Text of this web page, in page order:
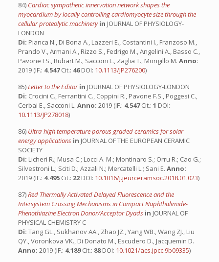
84) Cardiac sympathetic innervation network shapes the
myocardium by locally controlling cardiomyocyte size through the
cellular proteolytic machineryin JOURNAL OF PHYSIOLOGY-
LONDON
Di: Pianca N., Di Bona A., Lazzeri E., Costantini I., Franzoso M.,
Prando V., Armani A., Rizzo S., Fedrigo M., Angelini A., Basso C.,
Pavone FS., Rubart M., Sacconi L., Zaglia T., Mongillo M. Anno:
2019 (IF.: 4.547Cit.: 46DOI: 10.1113/JP276200)
85)Letter to the Editorin JOURNAL OF PHYSIOLOGY-LONDON
Di: Crocini C., Ferrantini C., Coppini R., Pavone F.S., Poggesi C.,
Cerbai E., Sacconi L. Anno: 2019 (IF.: 4.547Cit.: 1 DOI:
10.1113/JP278018)
86) Ultra-high temperature porous graded ceramics for solar
energy applications in JOURNAL OF THE EUROPEAN CERAMIC
SOCIETY
Di: Licheri R.; Musa C.; Locci A. M.; Montinaro S.; Orru R.; Cao G.;
Silvestroni L.; Sciti D.; Azzali N.; Mercatelli L.; Sani E. Anno:
2019 (IF.: 4.495 Cit.: 22DOI: 10.1016/j.jeurceramsoc.2018.01.023)
87)Red Thermally Activated Delayed Fluorescence and the
Intersystem Crossing Mechanisms in Compact Naphthalimide-
Phenothiazine Electron Donor/Acceptor Dyads in JOURNAL OF
PHYSICAL CHEMISTRY C
Di: Tang GL., Sukhanov AA., Zhao JZ., Yang WB., Wang ZJ., Liu
QY., Voronkova VK., Di Donato M., Escudero D., Jacquemin D.
Anno: 2019 (IF.: 4.189Cit.: 88DOI: 10.1021/acs.jpcc.9b09335)